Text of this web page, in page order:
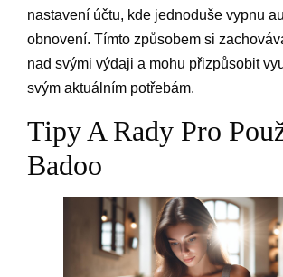
nastavení účtu, kde jednoduše vypnu
obnovení. Tímto způsobem si
nad svými výdaji a mohu přizpůsobit
svým aktuálním potřebám.
Tipy A Rady Pro
Badoo